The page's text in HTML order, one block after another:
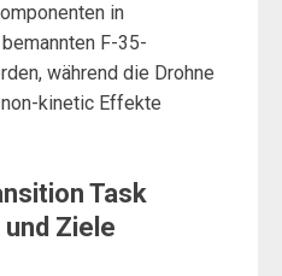
in
F-35-
während die Drohne
kinetic Effekte
Task
Ziele